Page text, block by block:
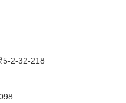
5-2-32-218